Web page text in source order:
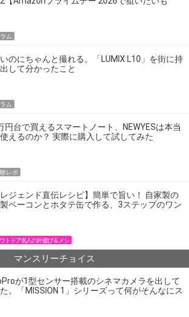
ム
のにちゃんと撮れる。「LUMIX L10」を街に持
して分かったこと
ム
円台で買えるスマートノート、NEWYESは本当
えるのか？ 実際に購入して試してみた
レポ
レジェンド直伝レシピ】簡単で旨い！ 自家製の
ベーコンとホタテ缶で作る、3ステップのワン
トドア名人の外遊び＆メシ
マンスリーチョイス
が1型センサー搭載のシネマカメラを出して
。「MISSION 1」シリーズって何がそんなにス